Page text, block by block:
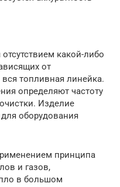
какой-либо
от
топливная линейка.
определяют частоту
Изделие
оборудования
принципа
и газов,
в большом